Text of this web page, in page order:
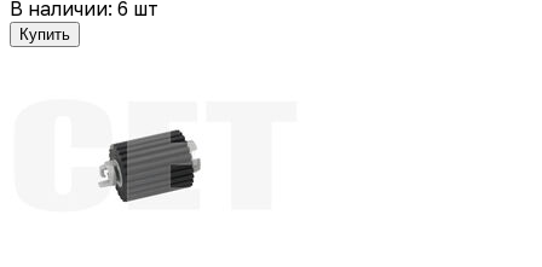
В наличии: 6 шт
Купить